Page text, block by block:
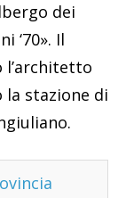
dei
‘70». Il
la stazione di